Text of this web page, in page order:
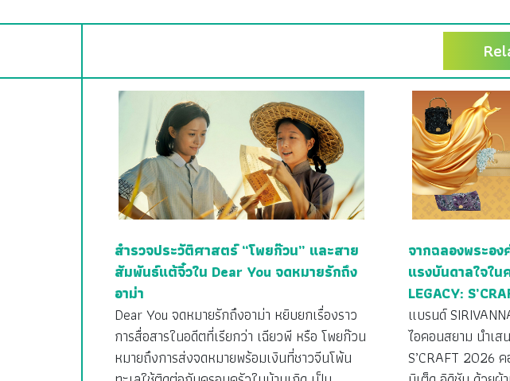
สำรวจประวัติศาสตร์ “โพยก๊วน” และสาย
สัมพันธ์แต้จิ๋วใน Dear You จดหมายรักถึง
อาม่า
Dear You จดหมายรักถึงอาม่า หยิบยกเรื่องราว
การสื่อสารในอดีตที่เรียกว่า เฉียวพี หรือ โพยก๊วน
หมายถึงการส่งจดหมายพร้อมเงินที่ชาวจีนโพ้น
จากฉลองพระอ
แรงบันดาลใจใน
LEGACY:
แบรนด์
ไอคอนสยาม นำเส
S’CRAFT 2026